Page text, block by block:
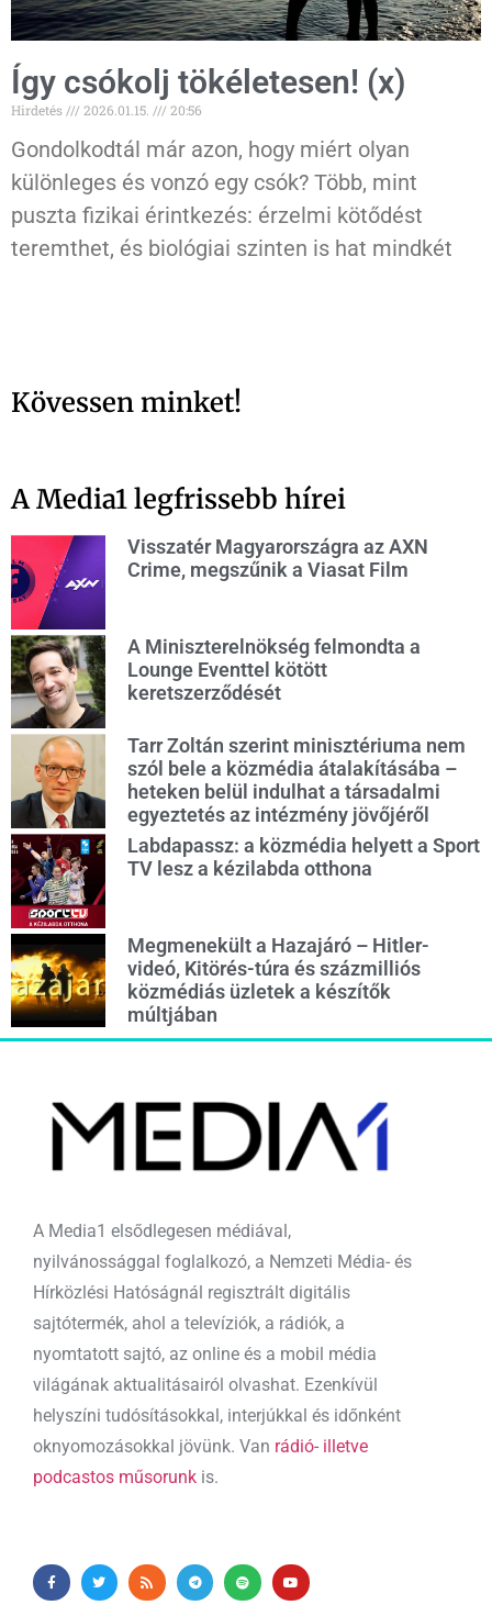
Így csókolj tökéletesen! (x)
Hirdetés 2026.01.15. 20:56
Gondolkodtál már azon, hogy miért olyan
különleges és vonzó egy csók? Több, mint
puszta fizikai érintkezés: érzelmi kötődést
teremthet, és biológiai szinten is hat mindkét
Kövessen minket!
A Media1 legfrissebb hírei
Visszatér Magyarországra az AXN
Crime, megszűnik a Viasat Film
A Miniszterelnökség felmondta a
Lounge Eventtel kötött
keretszerződését
Tarr Zoltán szerint minisztériuma nem
szól bele a közmédia átalakításába –
heteken belül indulhat a társadalmi
egyeztetés az intézmény jövőjéről
Labdapassz: a közmédia helyett a Sport
TV lesz a kézilabda otthona
Megmenekült a Hazajáró – Hitler-
videó, Kitörés-túra és százmilliós
közmédiás üzletek a készítők
múltjában
A Media1 elsődlegesen médiával,
nyilvánossággal foglalkozó, a Nemzeti Média- és
Hírközlési Hatóságnál regisztrált digitális
sajtótermék, ahol a televíziók, a rádiók, a
nyomtatott sajtó, az online és a mobil média
világának aktualitásairól olvashat. Ezenkívül
helyszíni tudósításokkal, interjúkkal és időnként
oknyomozásokkal jövünk. Van rádió- illetve
podcastos műsorunk is.